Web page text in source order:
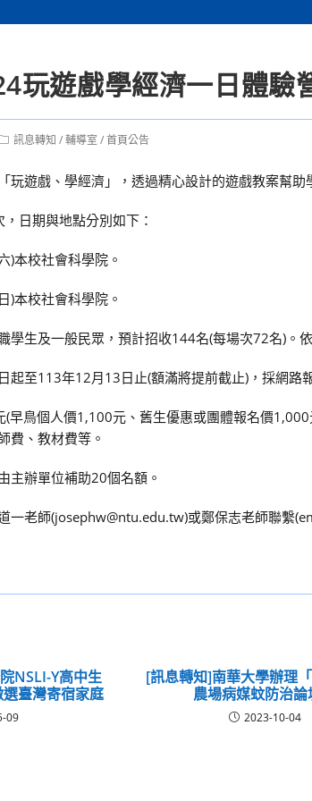
玩遊戲學經濟一日體驗
訊息轉知 /輔導室 /首頁公告
玩遊戲、學經濟」，透過精心設計的遊戲教案幫助
日期與地點分別如下：
)本校社會科學院。
)本校社會科學院。
學生及一般民眾，預計招收144名(每場次72名)。
起至113年12月13日止(額滿將提前截止)，採網路
早鳥個人價1,100元、舊生優惠或團體報名價
費、教材費等。
主辦單位補助20個名額。
一老師(josephw@ntu.edu.tw)或鄭保志老師聯繫
NSLI-Y高中生
臺灣寄宿家庭
09
[訊息轉知]南華大學辦理
農場病媒蚊防治論
2023-10-04